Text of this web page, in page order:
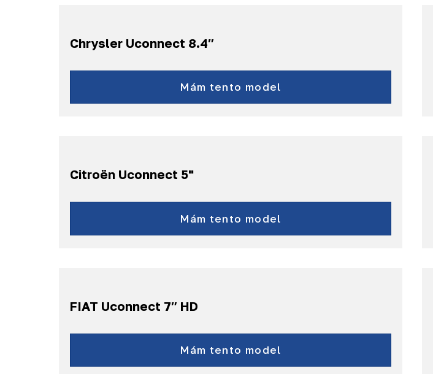
Chrysler Uconnect 8.4″
200
300
Pacifica
Mám tento model
Citroën Uconnect 5"
Jumper
a ďalšie...
Mám tento model
FIAT Uconnect 7″ HD
Tipo
Doblò
500
Mám tento model